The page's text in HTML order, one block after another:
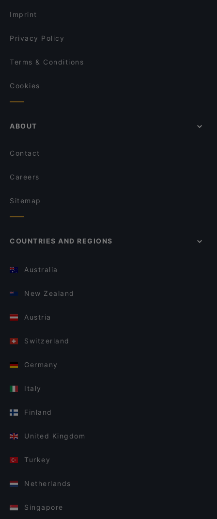
Taste of Uyghur
Imprint
Privacy Policy
Terms & Conditions
Cookies
ABOUT
Contact
Careers
Sitemap
COUNTRIES AND REGIONS
Australia
New Zealand
Austria
Switzerland
Germany
Italy
Finland
United Kingdom
Turkey
Netherlands
Singapore